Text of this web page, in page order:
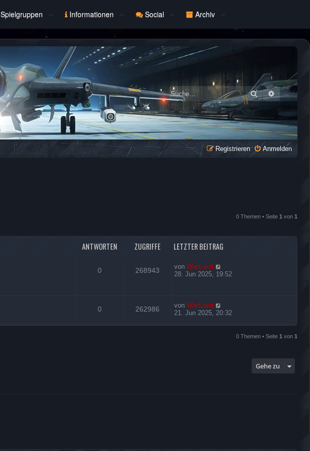
Spielgruppen Informationen Social Archiv
Suche Erweiterte
Anmelden
Registrieren
0 Themen • Seite 1 von 1
ANTWORTEN ZUGRIFFE LETZTER BEITRAG
0 268943 von WarLord
28. Jun 2025, 19:52
0 262986 von WarLord
21. Jun 2025, 20:32
0 Themen • Seite 1 von 1
Gehe zu